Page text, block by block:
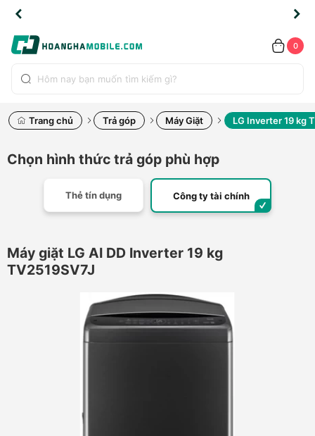
0
Trang chủ Trả góp Máy Giặt LG Inverter 19 kg
Chọn hình thức trả góp phù hợp
Thẻ tín dụng Công ty tài chính
Máy giặt LG AI DD Inverter 19 kg
TV2519SV7J